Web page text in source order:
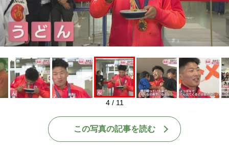
4 / 11
この写真の記事を読む